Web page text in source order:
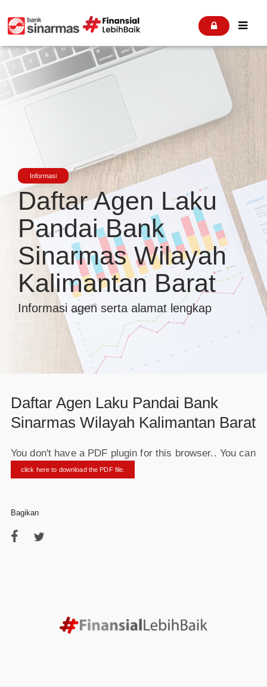
 
Informasi
Daftar Agen Laku
Pandai Bank
Sinarmas Wilayah
Kalimantan Barat
Informasi agen serta alamat lengkap
Daftar Agen Laku Pandai Bank
Sinarmas Wilayah Kalimantan Barat
You don't have a PDF plugin for this browser.. You can
click here to download the PDF file.
Bagikan